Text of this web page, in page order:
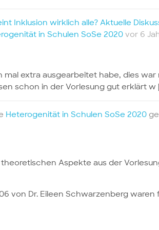
Inklusion wirklich alle? Aktuelle
in Schulen SoSe 2020 vor 6
extra ausgearbeitet habe, dies war
schon in der Vorlesung gut erklärt w
Heterogenität in Schulen SoSe 2020
Aspekte aus der
von Dr. Eileen Schwarzenberg waren